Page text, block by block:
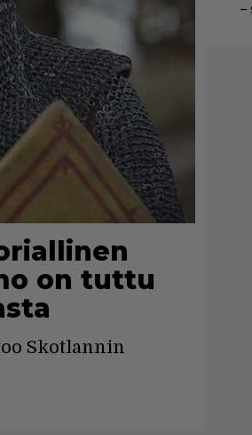
on tuttu
Skotlannin
–